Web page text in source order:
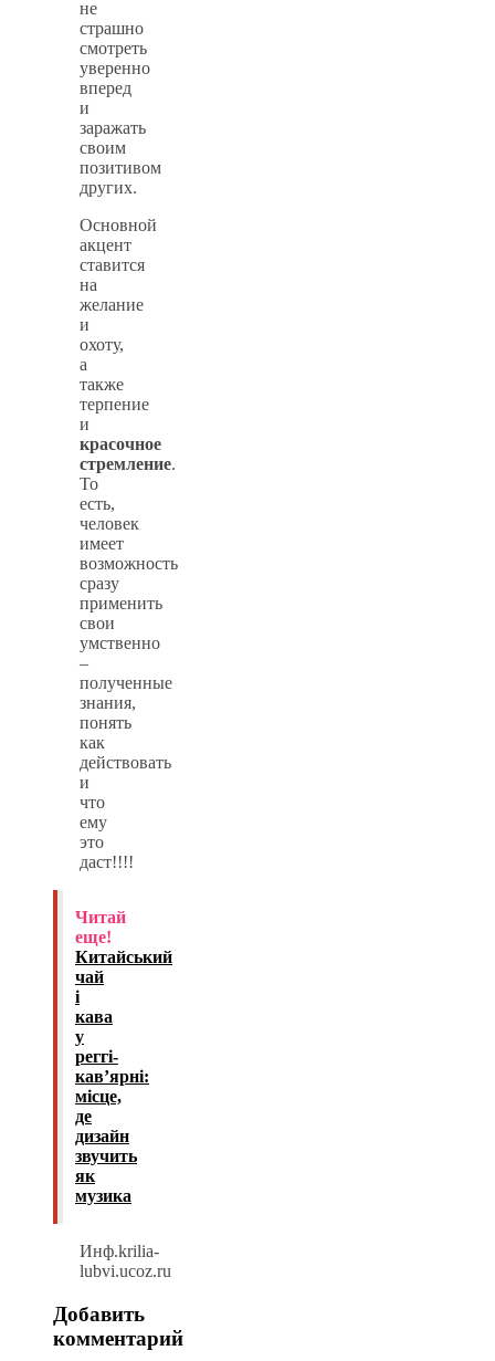
не
страшно
смотреть
уверенно
вперед
и
заражать
своим
позитивом
других.
Основной
акцент
ставится
на
желание
и
охоту,
а
также
терпение
и
красочное
стремление.
То
есть,
человек
имеет
возможность
сразу
применить
свои
умственно
–
полученные
знания,
понять
как
действовать
и
что
ему
это
даст!!!!
Читай
еще!
Китайський
чай
і
кава
у
реггі-
кав’ярні:
місце,
де
дизайн
звучить
як
музика
Инф.krilia-
lubvi.ucoz.ru
Добавить
комментарий